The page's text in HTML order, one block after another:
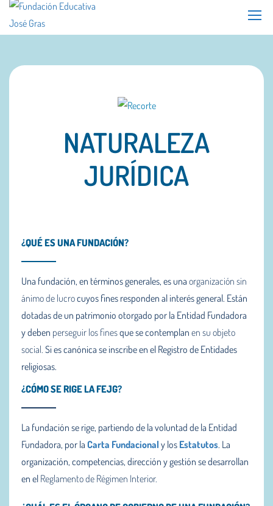
NATURALEZA
JURÍDICA
¿QUÉ ES UNA FUNDACIÓN?
Una fundación, en términos generales, es una organización sin
ánimo de lucrocuyos fines responden al interés general. Están
dotadas de un patrimonio otorgado por la Entidad Fundadora
y deben perseguir los finesque se contemplan en su objeto
social. Si es canónica se inscribe en el Registro de Entidades
religiosas.
¿CÓMO SE RIGE LA FEJG?
La fundación se rige, partiendo de la voluntad de la Entidad
Fundadora, por la Carta Fundacional y los Estatutos. La
organización, competencias, dirección y gestión se desarrollan
en el Reglamento de Régimen Interior.